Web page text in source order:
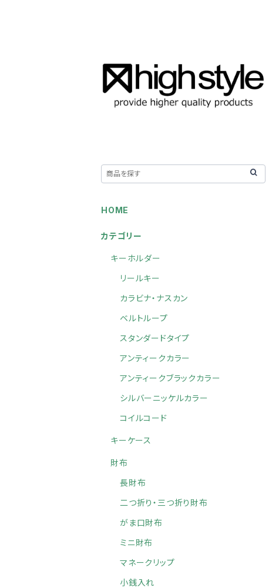
HOME
カテゴリー
キーホルダー
リールキー
カラビナ・ナスカン
ベルトループ
スタンダードタイプ
アンティークカラー
アンティークブラックカラー
シルバーニッケルカラー
コイルコード
キーケース
財布
長財布
二つ折り・三つ折り財布
がま口財布
ミニ財布
マネークリップ
小銭入れ